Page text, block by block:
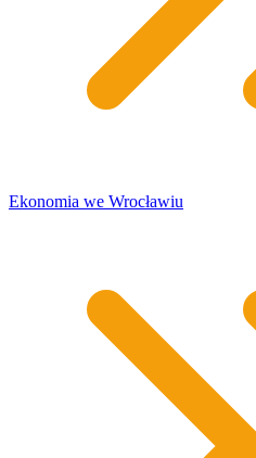
​Ekonomia we Wrocławiu